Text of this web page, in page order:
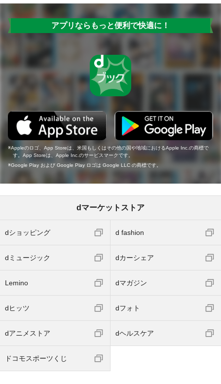
アプリならもっと便利で快適に！
Appleのロゴ、App Storeは、米国もしくはその他の国や地域におけるApple Inc.の商標で
す。App Storeは、Apple Inc.のサービスマークです。
Google Play および Google Play ロゴは Google LLC の商標です。
dマーケットストア
dショッピング d fashion
dミュージック dカーシェア
Lemino dマガジン
dヒッツ dフォト
dアニメストア dヘルスケア
ドコモスポーツくじ